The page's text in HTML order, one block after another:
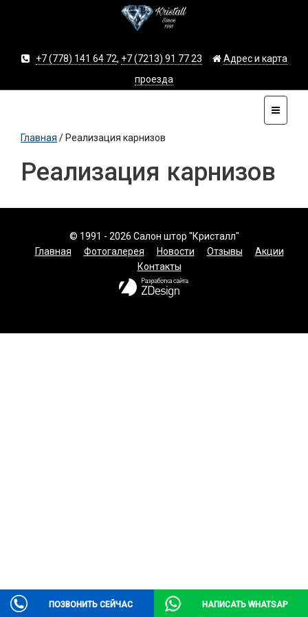
+7 (778) 141 64 72, +7 (7213) 91 77 23
Адрес и карта
проезда
Главная / Реализация карнизов
Реализация карнизов
© 1991 - 2026 Салон штор "Кристалл"
Главная
Фотогалерея Новости Отзывы
Акции
Контакты
ПОЗВОНИТЬ СЕЙЧАС НАПИСАТЬ WHATSAP